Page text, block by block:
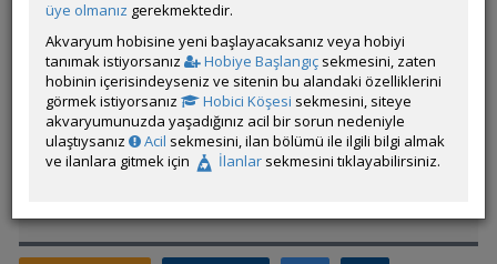
çıktı.
[VID]https://youtube.com/shorts/d2005JzNq7E?
si=iG7P1ZkW4DmQv8IA[/VID]
Üye imzalarını sadece giriş yapan üyelerimiz görebilir
üye olmanız gerekmektedir.
Akvaryum hobisine yeni başlayacaksanız veya hobiyi
tanımak istiyorsanız
Hobiye Başlangıç sekmesini, zaten
hobinin içerisindeyseniz ve sitenin bu alandaki özelliklerini
görmek istiyorsanız
Hobici Köşesi sekmesini, siteye
akvaryumunuzda yaşadığınız acil bir sorun nedeniyle
ulaştıysanız
Acil sekmesini, ilan bölümü ile ilgili bilgi almak
ve ilanlara gitmek için
İlanlar sekmesini tıklayabilirsiniz.